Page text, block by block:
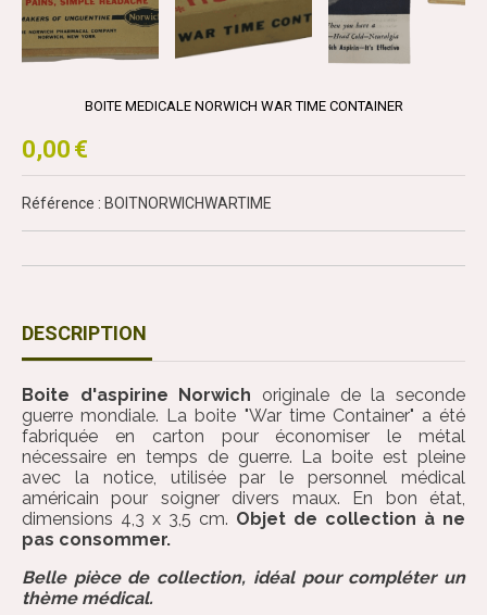
BOITE MEDICALE NORWICH WAR TIME CONTAINER
0,00 €
Référence : BOITNORWICHWARTIME
DESCRIPTION
Boite d'aspirine Norwich originale de la seconde
guerre mondiale. La boite "War time Container" a été
fabriquée en carton pour économiser le métal
nécessaire en temps de guerre. La boite est pleine
avec la notice, utilisée par le personnel médical
américain pour soigner divers maux. En bon état,
dimensions 4,3 x 3,5 cm. Objet de collection à ne
pas consommer.
Belle pièce de collection, idéal pour compléter un
thème médical.